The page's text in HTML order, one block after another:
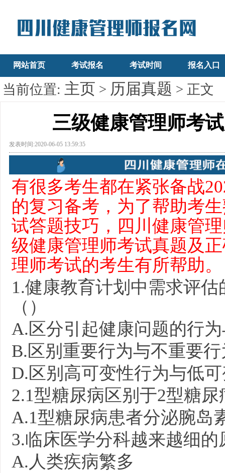
网站首页 考试报名 考试时间 报名入口
当前位置: 主页 > 历届真题 > 正文
三级健康管理师考
发表时间:2020-06-05 13:59:35
有很多考生都在紧张备战
的复习备考，为了帮助考
试答题技巧，四川健康管
级健康管理师考试真题及
理师考试的考生有所帮助。
1.健康教育计划中需求评
（）
A.区分引起健康问题的行
B.区别重要行为与不重要
D.区别高可变性行为与低
2.1型糖尿病区别于2型糖尿
A.1型糖尿病患者分泌腕岛
3.临床医学分科越来越细的
A.人类疾病繁多